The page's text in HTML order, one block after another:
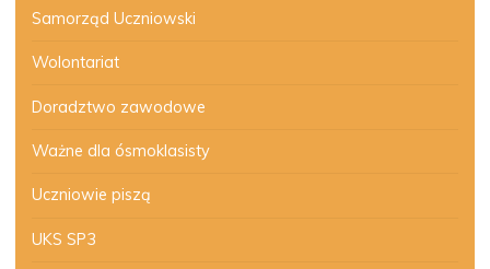
Samorząd Uczniowski
Wolontariat
Doradztwo zawodowe
Ważne dla ósmoklasisty
Uczniowie piszą
UKS SP3